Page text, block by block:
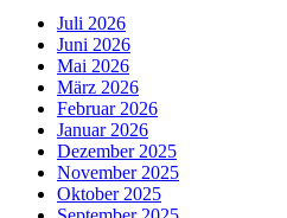
Juli 2026
Juni 2026
Mai 2026
März 2026
Februar 2026
Januar 2026
Dezember 2025
November 2025
Oktober 2025